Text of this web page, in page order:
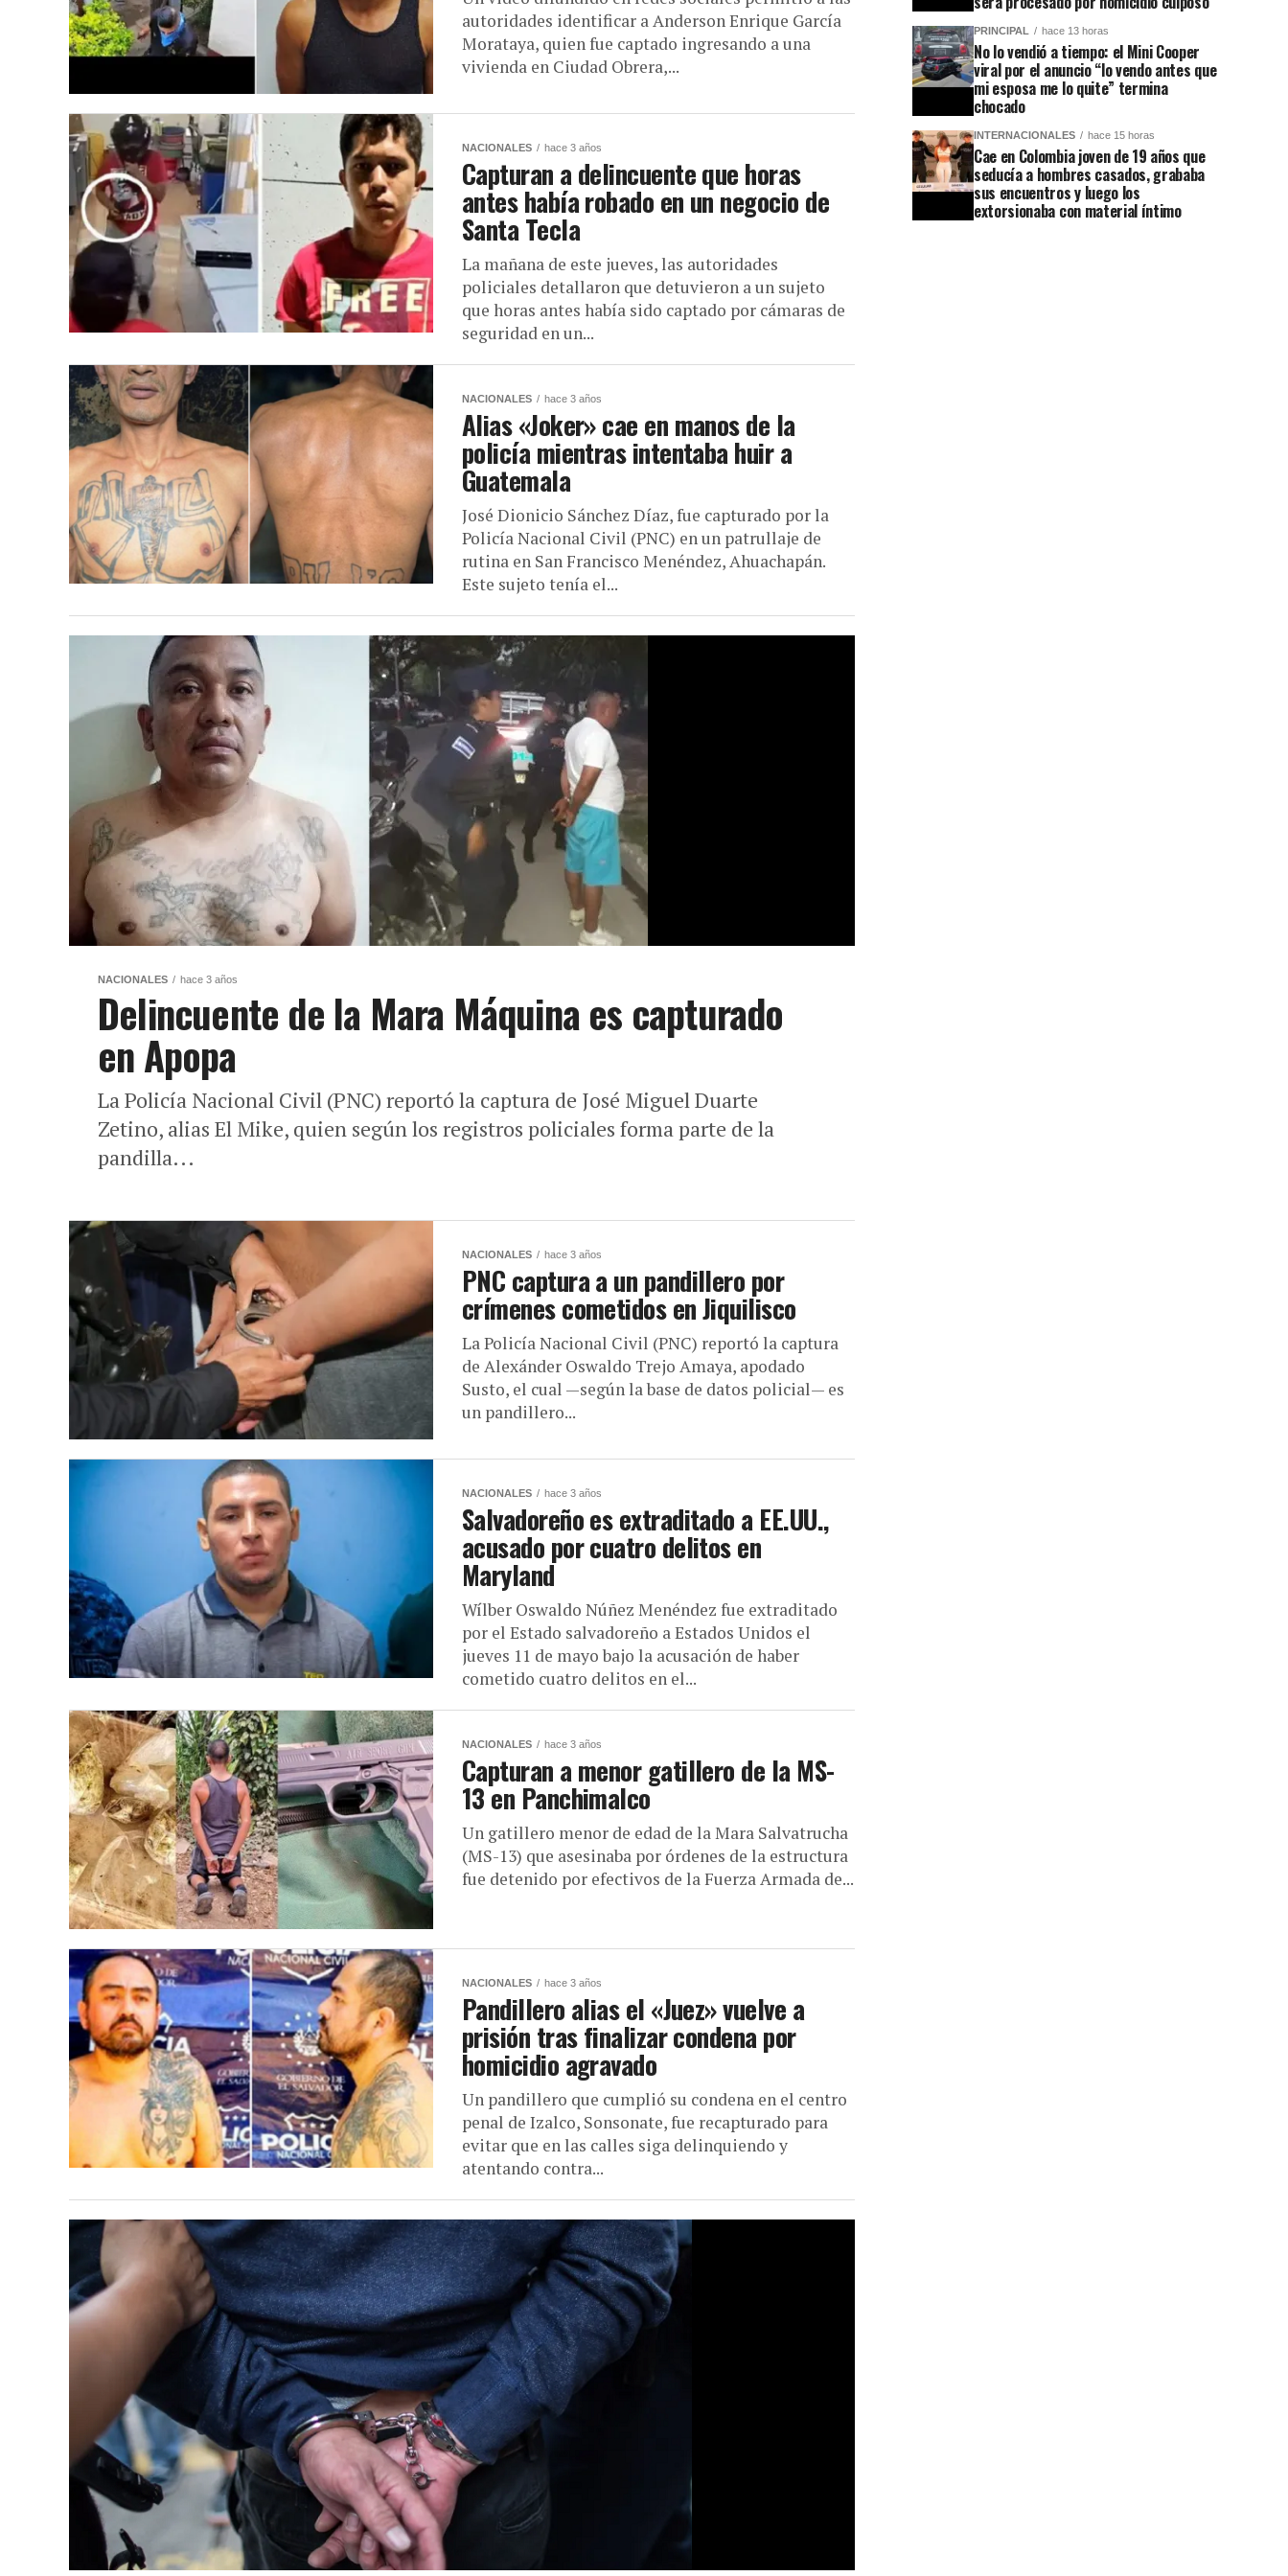
autoridades identificar a Anderson Enrique García
Morataya, quien fue captado ingresando a una
vivienda en Ciudad Obrera,...
NACIONALES hace 3 años
Capturan a delincuente que horas
antes había robado en un negocio de
Santa Tecla
La mañana de este jueves, las autoridades
policiales detallaron que detuvieron a un sujeto
que horas antes había sido captado por cámaras de
seguridad en un...
NACIONALES hace 3 años
Alias «Joker» cae en manos de la
policía mientras intentaba huir a
Guatemala
José Dionicio Sánchez Díaz, fue capturado por la
Policía Nacional Civil (PNC) en un patrullaje de
rutina en San Francisco Menéndez, Ahuachapán.
Este sujeto tenía el...
NACIONALES hace 3 años
Delincuente de la Mara Máquina es capturado
en Apopa
La Policía Nacional Civil (PNC) reportó la captura de José Miguel Duarte
Zetino, alias El Mike, quien según los registros policiales forma parte de la
pandilla...
NACIONALES hace 3 años
PNC captura a un pandillero por
crímenes cometidos en Jiquilisco
La Policía Nacional Civil (PNC) reportó la captura
de Alexánder Oswaldo Trejo Amaya, apodado
Susto, el cual —según la base de datos policial— es
un pandillero...
NACIONALES hace 3 años
Salvadoreño es extraditado a EE.UU.,
acusado por cuatro delitos en
Maryland
Wílber Oswaldo Núñez Menéndez fue extraditado
por el Estado salvadoreño a Estados Unidos el
jueves 11 de mayo bajo la acusación de haber
cometido cuatro delitos en el...
NACIONALES hace 3 años
Capturan a menor gatillero de la MS-
13 en Panchimalco
Un gatillero menor de edad de la Mara Salvatrucha
(MS-13) que asesinaba por órdenes de la estructura
fue detenido por efectivos de la Fuerza Armada de...
NACIONALES hace 3 años
Pandillero alias el «Juez» vuelve a
prisión tras finalizar condena por
homicidio agravado
Un pandillero que cumplió su condena en el centro
penal de Izalco, Sonsonate, fue recapturado para
evitar que en las calles siga delinquiendo y
atentando contra...
PRINCIPAL hace 13 horas
No lo vendió a tiempo: el Mini Cooper
viral por el anuncio “lo vendo antes que
mi esposa me lo quite” termina
chocado
INTERNACIONALES hace 15 horas
Cae en Colombia joven de 19 años que
seducía a hombres casados, grababa
sus encuentros y luego los
extorsionaba con material íntimo